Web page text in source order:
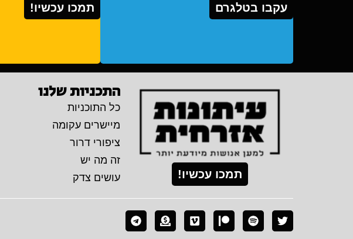
עקבו בטלגרם תמכו עכשיו!
תמכו עכשיו!
התכניות שלנו
כל התוכניות
מיישרים עקומה
ציפורי דרור
זה מה יש
עושים צדק